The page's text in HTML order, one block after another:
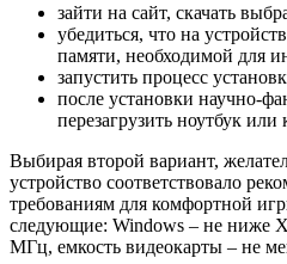
зайти на сайт, скачать
убедиться, что на
памяти, необходимой для
запустить процесс
после установки научно-
перезагрузить ноутбук
Выбирая второй вариант,
устройство соответствовало
требованиям для комфортной
следующие: Windows – не ниже
МГц, емкость видеокарты – не